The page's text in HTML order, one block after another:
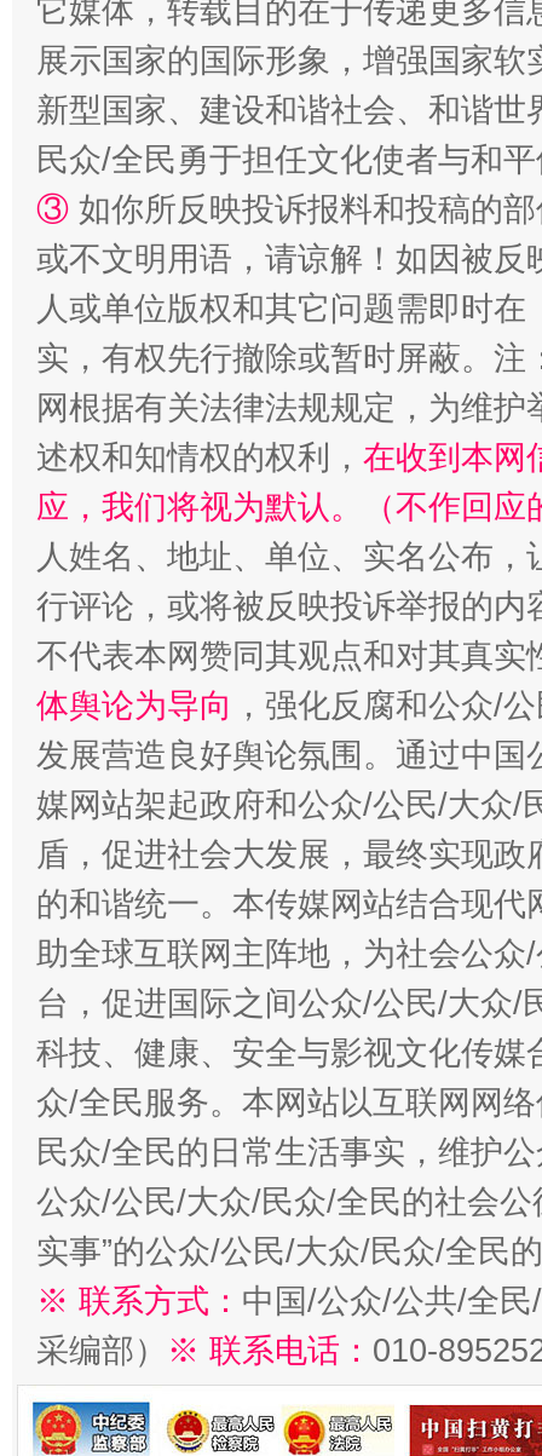
它媒体，转载目的在于传递更多
展示国家的国际形象，增强国家
新型国家、建设和谐社会、和谐
民众/全民勇于担任文化使者与和
③ 如你所反映投诉报料和投稿的
或不文明用语，请谅解！如因被
人或单位版权和其它问题需即时在
实，有权先行撤除或暂时屏蔽。
网根据有关法律法规规定，为维
述权和知情权的权利， 在收到本网
应，我们将视为默认。（不作回应
人姓名、地址、单位、实名公布
行评论，或将被反映投诉举报的
不代表本网赞同其观点和对其真实
体舆论为导向 ，强化反腐和公众/
发展营造良好舆论氛围。通过中
媒网站架起政府和公众/公民/大众/
盾，促进社会大发展，最终实现
的和谐统一。本传媒网站结合现
助全球互联网主阵地，为社会公
台，促进国际之间公众/公民/大众/
科技、健康、安全与影视文化传
众/全民服务。本网站以互联网网
民众/全民的日常生活事实，维护
公众/公民/大众/民众/全民的社会公
实事”的公众/公民/大众/民众/全民
※ 联系方式： 中国/公众/公共/全
采编部） ※ 联系电话： 010-